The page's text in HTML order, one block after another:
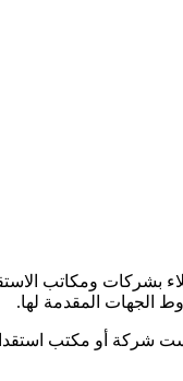
بشركات ومكاتب
الجهات المقدمة لها.
شركة أو مكتب